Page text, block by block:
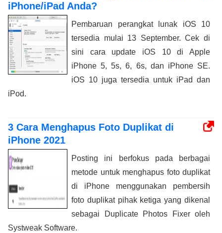
iPhone/iPad Anda?
Pembaruan perangkat lunak iOS 10
tersedia mulai 13 September. Cek di
sini cara update iOS 10 di Apple
iPhone 5, 5s, 6, 6s, dan iPhone SE.
iOS 10 juga tersedia untuk iPad dan
iPod.
3 Cara Menghapus Foto Duplikat di
iPhone 2021
Posting ini berfokus pada berbagai
metode untuk menghapus foto duplikat
di iPhone menggunakan pembersih
foto duplikat pihak ketiga yang dikenal
sebagai Duplicate Photos Fixer oleh
Systweak Software.